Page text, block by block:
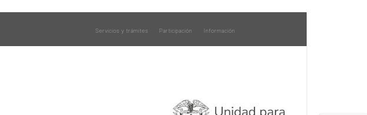
Servicios y trámites Participación Información